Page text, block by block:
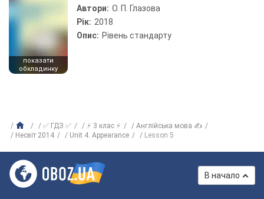
показати
обкладинку
Автори: О. П. Глазова
Рік: 2018
Опис: Рівень стандарту
✅ ГДЗ ✅ ⚡ 3 клас ⚡
Англійська мова ✍
Несвіт 2014
Unit 4. Appearance Lesson 5
В начало